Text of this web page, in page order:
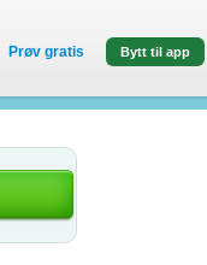
Prøv gratis Bytt til app